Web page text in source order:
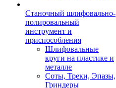
Станочный шлифовально-
полировальный
инструмент и
приспособления
Шлифовальные
круги на пластике и
металле
Соты, Треки, Эпазы,
Гриндеры